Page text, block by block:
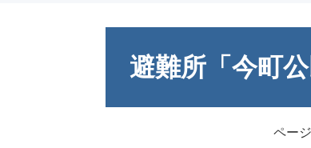
避難所「今町
ペー